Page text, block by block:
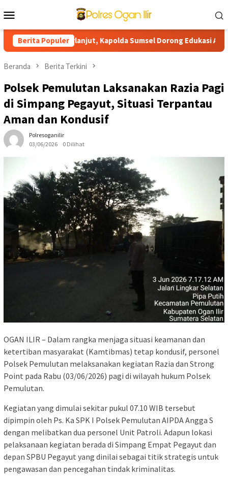
ke
Mobile
Berita Populer
Presisi Berlanjut, Kapolda Sumsel Dorong Edukasi AI Aman
Beranda Berita Terkini
Polsek Pemulutan Laksanakan Razia Pagi
di Simpang Pegayut, Situasi Terpantau
Aman dan Kondusif
Polresoganilir
03/06/2026
0 Dilihat
OGAN ILIR – Dalam rangka menjaga situasi keamanan dan
ketertiban masyarakat (Kamtibmas) tetap kondusif, personel
Polsek Pemulutan melaksanakan kegiatan Razia dan Strong
Point pada Rabu (03/06/2026) pagi di wilayah hukum Polsek
Pemulutan.
Kegiatan yang dimulai sekitar pukul 07.10 WIB tersebut
dipimpin oleh Ps. Ka SPK I Polsek Pemulutan AIPDA Angga S
dengan melibatkan dua personel Unit Patroli. Adapun lokasi
pelaksanaan kegiatan berada di Simpang Empat Pegayut dan
depan SPBU Pegayut yang dinilai sebagai titik strategis untuk
pengawasan dan pencegahan tindak kriminalitas.